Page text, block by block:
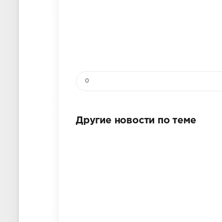
0
Другие новости по теме